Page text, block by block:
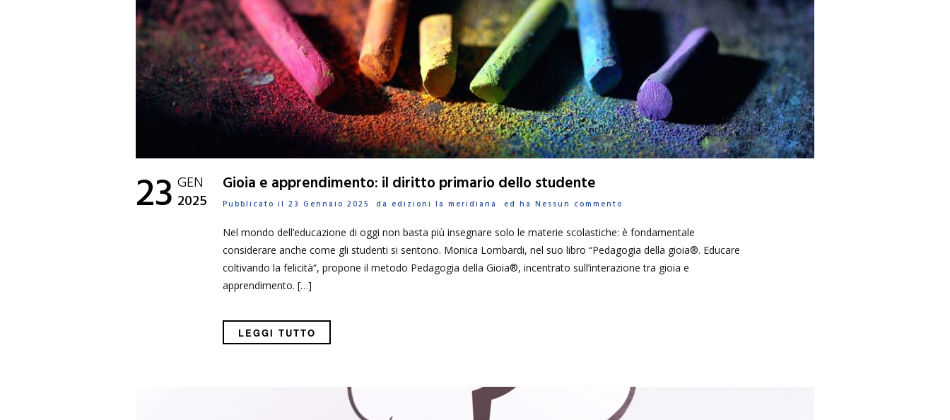
23 GEN
2025
Gioia e apprendimento: il diritto primario dello studente
Pubblicato il 23 Gennaio 2025 da edizioni la meridiana ed ha Nessun commento
Nel mondo dell’educazione di oggi non basta più insegnare solo le materie scolastiche: è fondamentale
considerare anche come gli studenti si sentono. Monica Lombardi, nel suo libro “Pedagogia della gioia®. Educare
coltivando la felicità“, propone il metodo Pedagogia della Gioia®, incentrato sull’interazione tra gioia e
apprendimento. […]
LEGGI TUTTO